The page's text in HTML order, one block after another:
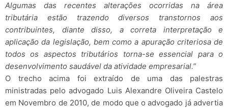
Algumas das recentes alterações ocorridas na área
tributária estão trazendo diversos transtornos aos
contribuintes, diante disso, a correta interpretação e
aplicação da legislação, bem como a apuração criteriosa de
todos os aspectos tributários torna-se essencial para o
desenvolvimento saudável da atividade empresarial.”
O trecho acima foi extraído de uma das palestras
ministradas pelo advogado Luis Alexandre Oliveira Castelo
em Novembro de 2010, de modo que o advogado já advertia